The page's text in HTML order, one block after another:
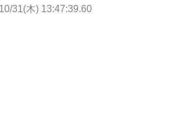
31(木) 13:47:39.60